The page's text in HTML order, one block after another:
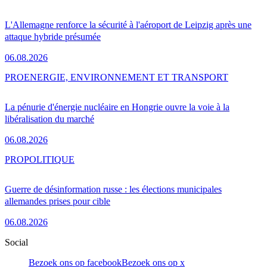
L'Allemagne renforce la sécurité à l'aéroport de Leipzig après une
attaque hybride présumée
06.08.2026
La pénurie d'énergie nucléaire en Hongrie ouvre la voie à la
libéralisation du marché
06.08.2026
PROENERGIE, ENVIRONNEMENT ET TRANSPORT
Guerre de désinformation russe : les élections municipales
allemandes prises pour cible
06.08.2026
PROPOLITIQUE
Social
Bezoek ons op facebookBezoek ons op x